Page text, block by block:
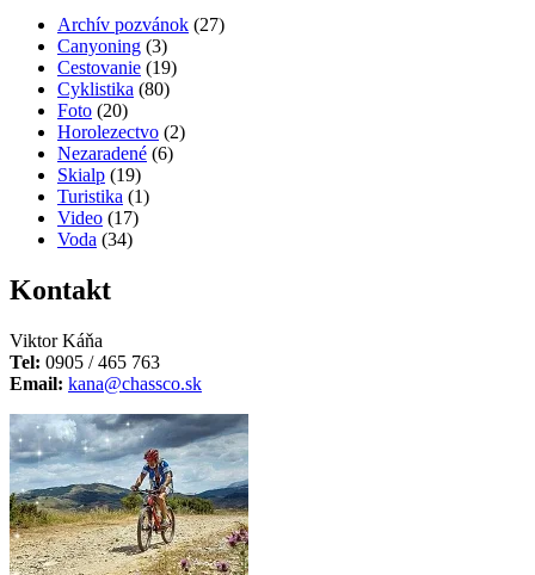
Archív pozvánok (27)
Canyoning (3)
Cestovanie (19)
Cyklistika (80)
Foto (20)
Horolezectvo (2)
Nezaradené (6)
Skialp (19)
Turistika (1)
Video (17)
Voda (34)
Kontakt
Viktor Káňa
Tel: 0905 / 465 763
Email: kana@chassco.sk